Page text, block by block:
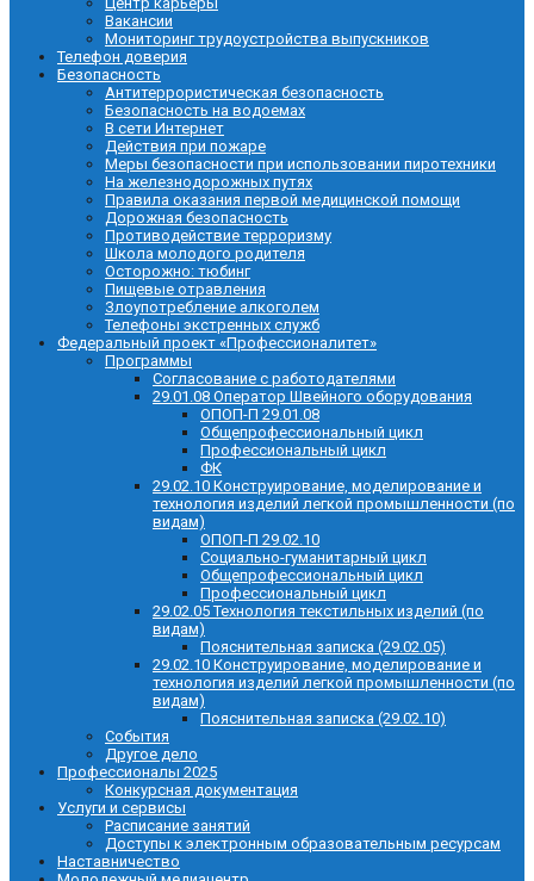
Вакансии
Мониторинг трудоустройства выпускников
Телефон доверия
Безопасность
Антитеррористическая безопасность
Безопасность на водоемах
В сети Интернет
Действия при пожаре
Меры безопасности при использовании пиротехники
На железнодорожных путях
Правила оказания первой медицинской помощи
Дорожная безопасность
Противодействие терроризму
Школа молодого родителя
Осторожно: тюбинг
Пищевые отравления
Злоупотребление алкоголем
Телефоны экстренных служб
Федеральный проект «Профессионалитет»
Программы
Согласование с работодателями
29.01.08 Оператор Швейного оборудования
ОПОП-П 29.01.08
Общепрофессиональный цикл
Профессиональный цикл
ФК
29.02.10 Конструирование, моделирование и
технология изделий легкой промышленности (по
видам)
ОПОП-П 29.02.10
Социально-гуманитарный цикл
Общепрофессиональный цикл
Профессиональный цикл
29.02.05 Технология текстильных изделий (по
видам)
Пояснительная записка (29.02.05)
29.02.10 Конструирование, моделирование и
технология изделий легкой промышленности (по
видам)
Пояснительная записка (29.02.10)
События
Другое дело
Профессионалы 2025
Конкурсная документация
Услуги и сервисы
Расписание занятий
Доступы к электронным образовательным ресурсам
Наставничество